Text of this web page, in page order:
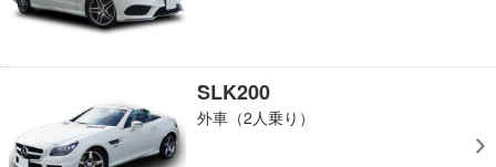
SLK200
外車（2人乗り）